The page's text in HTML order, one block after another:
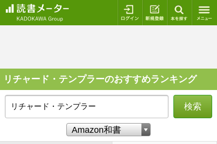
ログイン 新規登録
リチャード・テンプラーのおすすめランキング
検索